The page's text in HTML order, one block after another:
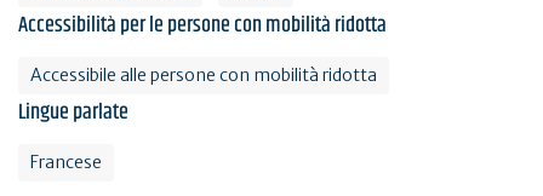
Accessibilità per le persone con mobilità ridotta
Accessibile alle persone con mobilità ridotta
Lingue parlate
Francese